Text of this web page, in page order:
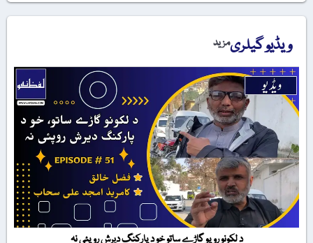
ویڈیو گیلریمزید
د لکونو روپو گاڑے ساتو خو د پارکنگ دیرش روپئی نہ